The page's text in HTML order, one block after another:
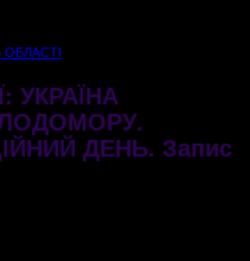
УКРАЇНА
ДЕНЬ. Запис